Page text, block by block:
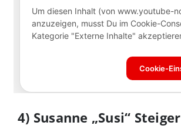
4) Susanne „Susi“ Steiger